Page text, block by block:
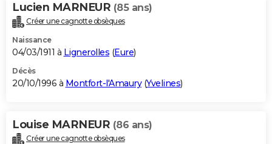
Lucien MARNEUR (85 ans)
Créer une cagnotte obsèques
Naissance
04/03/1911 à Lignerolles (Eure)
Décès
20/10/1996 à Montfort-l'Amaury(Yvelines)
Louise MARNEUR (86 ans)
Créer une cagnotte obsèques